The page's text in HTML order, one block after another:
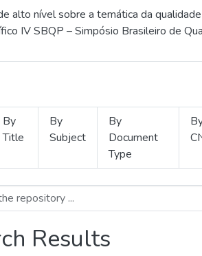
alto nível sobre a temática da
IV SBQP – Simpósio Brasileiro de
By
Title
By
Subject
By
Document
Type
Results